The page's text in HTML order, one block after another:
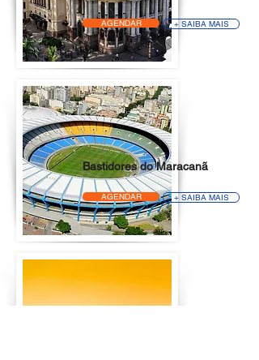
AGENDAR + SAIBA MAIS
Bastidores do Maracanã
AGENDAR + SAIBA MAIS